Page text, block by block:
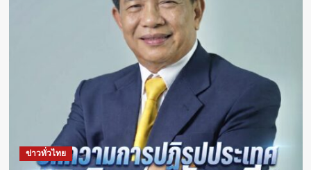
ข่าวทั่วไทย